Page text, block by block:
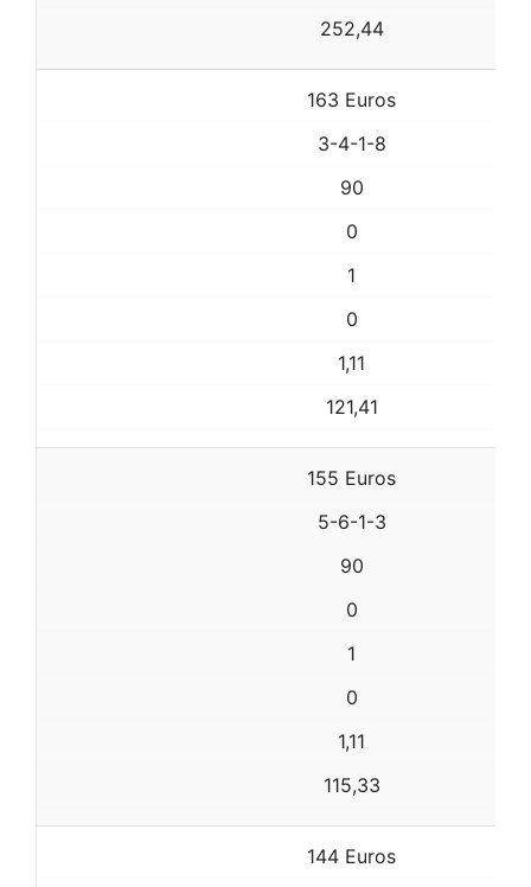
252,44
163 Euros
3-4-1-8
90
0
1
0
1,11
121,41
155 Euros
5-6-1-3
90
0
1
0
1,11
115,33
144 Euros